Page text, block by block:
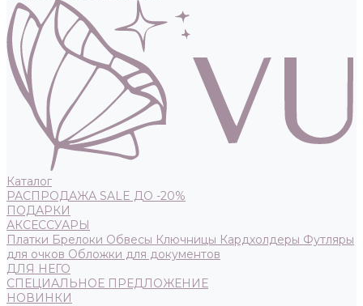
Каталог
РАСПРОДАЖА SALE ДО -20%
ПОДАРКИ
АКСЕССУАРЫ
Платки Брелоки Обвесы Ключницы Кардхолдеры Футляры
для очков Обложки для документов
ДЛЯ НЕГО
СПЕЦИАЛЬНОЕ ПРЕДЛОЖЕНИЕ
НОВИНКИ